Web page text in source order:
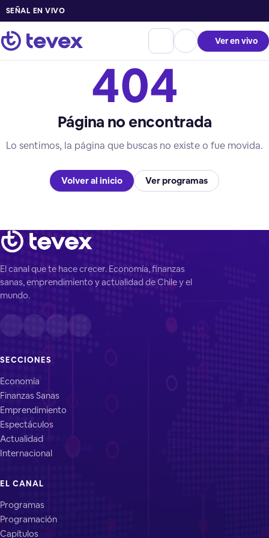
SEÑAL EN VIVO
Ver en vivo
404
Página no encontrada
Lo sentimos, la página que buscas no existe o fue movida.
Volver al inicio Ver programas
El canal que te hace crecer. Economía, finanzas
sanas, emprendimiento y actualidad de Chile y el
mundo.
SECCIONES
Economía
Finanzas Sanas
Emprendimiento
Espectáculos
Actualidad
Internacional
EL CANAL
Programas
Programación
Capítulos